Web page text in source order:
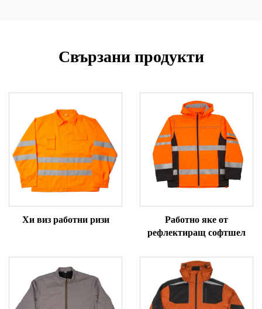
Свързани продукти
Хи виз работни ризи
Работно яке от
рефлектиращ софтшел